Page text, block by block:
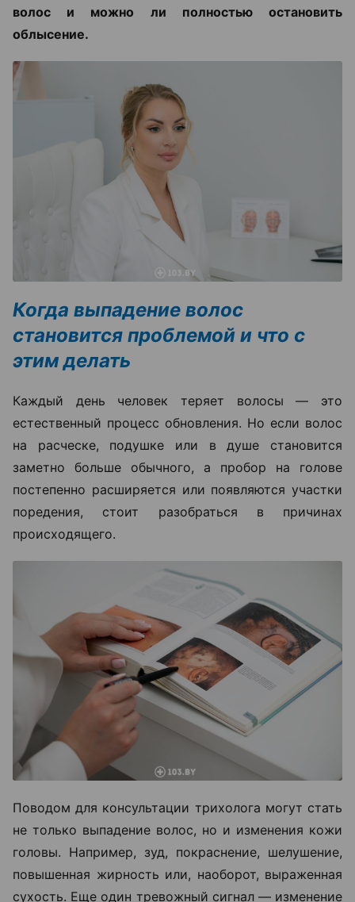
волос и можно ли полностью остановить
облысение.
Когда выпадение волос
становится проблемой и что с
этим делать
Каждый день человек теряет волосы — это
естественный процесс обновления. Но если волос
на расческе, подушке или в душе становится
заметно больше обычного, а пробор на голове
постепенно расширяется или появляются участки
поредения, стоит разобраться в причинах
происходящего.
Поводом для консультации трихолога могут стать
не только выпадение волос, но и изменения кожи
головы. Например, зуд, покраснение, шелушение,
повышенная жирность или, наоборот, выраженная
сухость. Еще один тревожный сигнал — изменение